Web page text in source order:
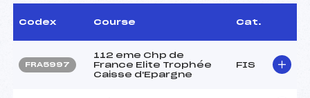
Codex Course Cat.
FRA5997
112 eme Chp de
France Elite Trophée
Caisse d'Epargne
FIS